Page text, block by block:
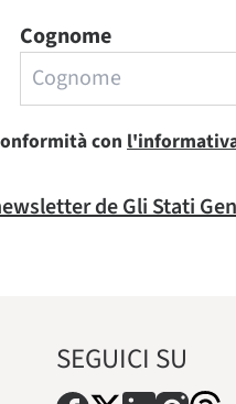
Cognome
con
de Gli Stati
SEGUICI SU